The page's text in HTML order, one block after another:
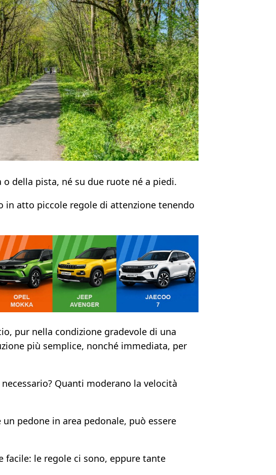
della pista, né su due ruote né a piedi.
in atto piccole regole di attenzione tenendo
pur nella condizione gradevole di una
più semplice, nonché immediata, per
Quanti moderano la velocità
pedone in area pedonale, può essere
facile: le regole ci sono, eppure tante